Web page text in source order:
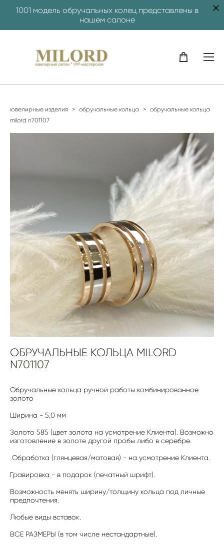
1001 модель обручальных колец представлены в
нашем салоне
ювелирные изделия > обручальные кольца > обручальные кольца
milord n701107
ОБРУЧАЛЬНЫЕ КОЛЬЦА MILORD
N701107
Обручальные кольца ручной работы комбинированное
золото
Ширина - 5,0 мм
Золото 585 (цвет золота на усмотрение Клиента). Возможно
изготовление в золоте другой пробы либо в серебре.
Обработка (глянцевая/матовая) - на усмотрение Клиента.
Гравировка - в подарок (печатный шрифт).
Возможность менять ширину/толщину кольца под личные
предпочтения.
Любые виды вставок.
ВСЕ РАЗМЕРЫ (в том числе нестандартные).